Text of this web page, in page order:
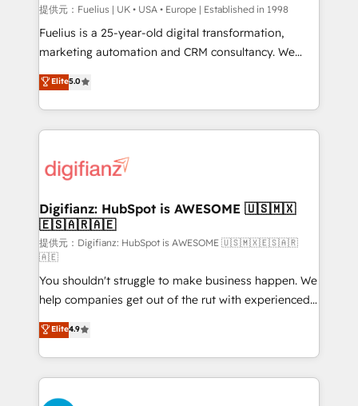
HubSpot implementation - HubSpot CMS website
build We can do lots of things. But everything we do
is there for you to: - Grow revenue, and run your
relationships with customers - Make better
decisions with data - Find a new voice and reach
提供元：Fuelius | UK • USA • Europe | Established in 1998
Fuelius is a 25-year-old digital transformation,
marketing automation and CRM consultancy. We
enable mid-market and enterprise clients to
maximise their return from digital and fuel their
growth. We modernise platforms, streamline
operations that are causing inefficiencies, improve
supercharge revenue operations Key services: • CRM
Transformation / Web Development • RevOps &
Sales Consulting • Marketing Automation What
makes us different? 🚀 Top 0.5% of global HubSpot
agencies ⚙️ The strongest technical ability and
integration capabilities 💼 Consultative, long-term
partners who will embed ourselves into your
business, processes and systems 🏢 We specialise in
working with mid-market and enterprise
organisations, global organisations and those with
complex use cases 🏆 CRM Implementation,
Platform Enablement, Custom Integration and
Elite5.0
Digifianz: HubSpot is AWESOME 🇺🇸🇲🇽
🇪🇸🇦🇷🇦🇪
提供元：Digifianz: HubSpot is AWESOME 🇺🇸🇲🇽🇪🇸🇦🇷
🇦🇪
You shouldn't struggle to make business happen. We
help companies get out of the rut with experienced,
process-oriented teams implementing HubSpot
Marketing, Sales, Service, CMS and Operations Hub,
so selling and actually engaging with your customers
feels easy and pain-free. We are a top ranked
HubSpot Elite Partner, winner of Rookie of the Year
Elite4.9